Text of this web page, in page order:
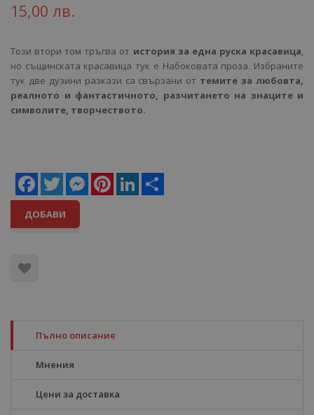
15,00 лв.
Този втори том тръгва от история за една руска красавица,
но същинската красавица тук е Набоковата проза. Избраните
тук две дузини разкази са свързани от темите за любовта,
реалното и фантастичното, разчитането на знаците и
символите, творчеството.
Facebook
Twitter MessengerPinterestLinkedIn
ДОБАВИ
Пълно описание
Мнения
Цени за доставка